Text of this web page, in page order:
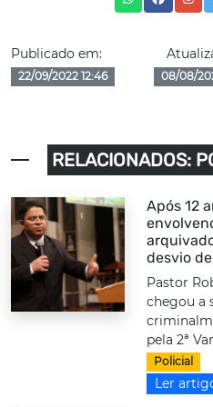
Publicado em:
22/09/2022 12:46 08/08/
RELACIONADOS:
Após 12
desvio
Pastor
chegou a
pela 2ª
Policial
Ler